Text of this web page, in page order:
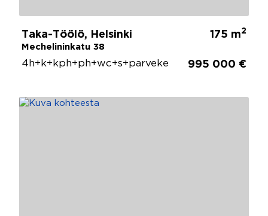
Taka-Töölö, Helsinki
Mechelininkatu 38
175 m2
4h+k+kph+ph+wc+s+parveke 995 000 €